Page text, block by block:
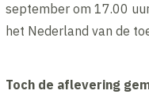
september om 17.00
het Nederland van de
Toch de aflevering